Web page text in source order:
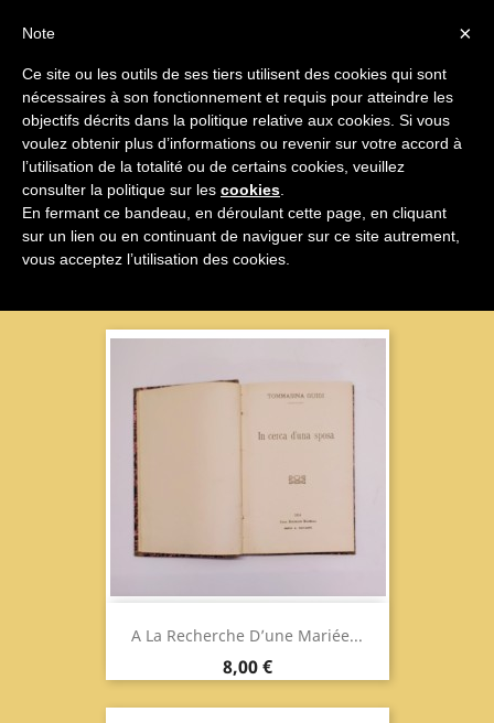


Livres
Nom, A à Z 
A La Recherche D’une Mariée...
Prix
8,00 €
×
Note
Ce site ou les outils de ses tiers utilisent des cookies qui sont
nécessaires à son fonctionnement et requis pour atteindre les
objectifs décrits dans la politique relative aux cookies. Si vous
voulez obtenir plus d’informations ou revenir sur votre accord à
l’utilisation de la totalité ou de certains cookies, veuillez
consulter la politique sur les cookies
En fermant ce bandeau, en déroulant cette page, en cliquant
sur un lien ou en continuant de naviguer sur ce site autrement,
vous acceptez l’utilisation des cookies.